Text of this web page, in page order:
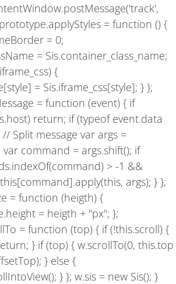
= function () {
= 0;
= Sis.container_class_name;
{
= Sis.iframe_css[style]; } };
= function (event) { if
return; if (typeof event.data
Split message var args =
var command = args.shift(); if
> -1 &&
args); } };
= function (heigth) {
= heigth + "px"; };
= function (top) { if (!this.scroll) {
} if (top) { w.scrollTo(0, this.top
} else {
} }; w.sis = new Sis(); }